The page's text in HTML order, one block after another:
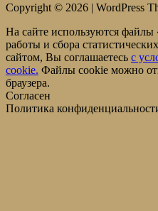
Copyright © 2026 | WordPress
На сайте используются файлы
работы и сбора
сайтом, Вы соглашаетесь c
cookie. Файлы cookie можно
браузера.
Согласен
Политика